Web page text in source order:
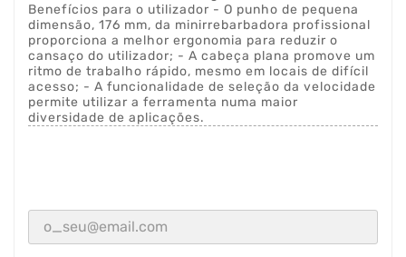
Benefícios para o utilizador - O punho de pequena
dimensão, 176 mm, da minirrebarbadora profissional
proporciona a melhor ergonomia para reduzir o
cansaço do utilizador; - A cabeça plana promove um
ritmo de trabalho rápido, mesmo em locais de difícil
acesso; - A funcionalidade de seleção da velocidade
permite utilizar a ferramenta numa maior
diversidade de aplicações.